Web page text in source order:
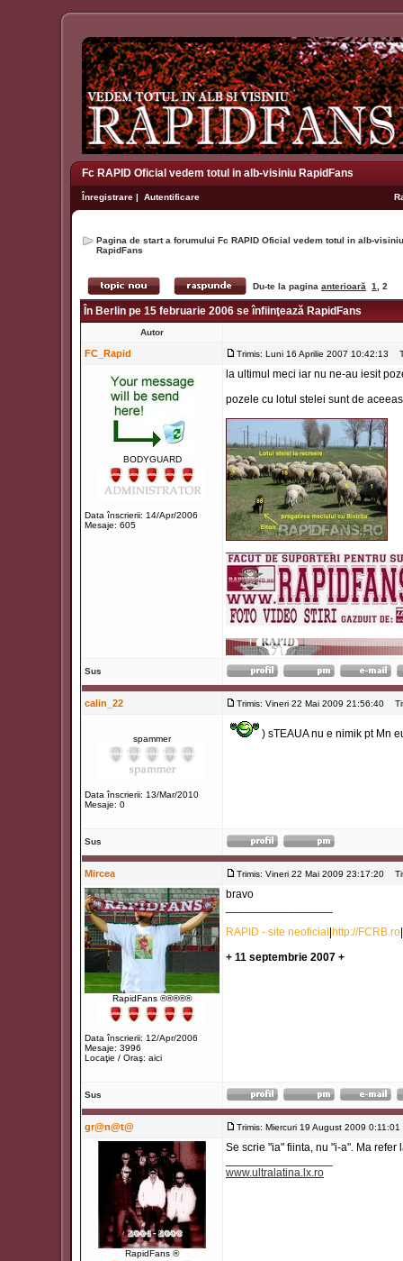
Fc RAPID Oficial vedem totul in alb-visiniu RapidFans
Înregistrare | Autentificare
Pagina de start a forumului Fc RAPID Oficial vedem totul in alb-
RapidFans
Du-te la pagina anterioară 1 2
În Berlin pe 15 februarie 2006 se înfiinţează RapidFans
Autor
FC_Rapid Trimis: Luni 16 Aprilie 2007 10:42:13
BODYGUARD
Data înscrierii: 14/Apr/2006
Mesaje: 605
la ultimul meci iar nu ne-au iesit
pozele cu lotul stelei sunt de
Sus
calin_22 Trimis: Vineri 22 Mai 2009 21:56:40
spammer
Data înscrierii: 13/Mar/2010
Mesaje: 0
) sTEAUA nu e nimik pt Mn
Sus
Mircea Trimis: Vineri 22 Mai 2009 23:17:20
RapidFans ®®®®®
Data înscrierii: 12/Apr/2006
Mesaje: 3996
Locaţie / Oraş: aici
bravo
RAPID - site neoficial http://FCRB.ro
+ 11 septembrie 2007 +
Sus
gr@n@t@ Trimis: Miercuri 19 August 2009 0:11:01
RapidFans ®
Se scrie "ia" fiinta, nu "i-a". Ma refer
www.ultralatina.lx.ro